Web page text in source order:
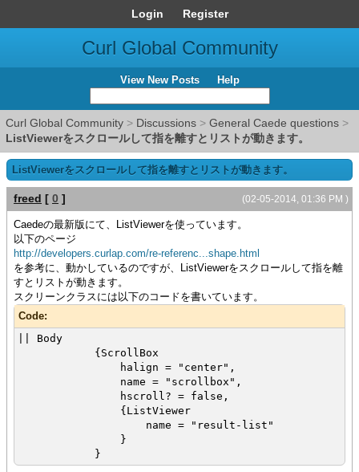
Login Register
Curl Global Community
View New Posts Help
Curl Global Community > Discussions > General Caede questions >
ListViewerをスクロールして指を離すとリストが動きます。
ListViewerをスクロールして指を離すとリストが動きます。
(02-05-2014, 01:36 PM )
freed [ 0 ]
Caedeの最新版にて、ListViewerを使っています。
以下のページ
http://developers.curlap.com/re-referenc...shape.html
を参考に、動かしているのですが、ListViewerをスクロールして指を離
すとリストが動きます。
スクリーンクラスには以下のコードを書いています。
Code:
|| Body
{ScrollBox
halign = "center",
name = "scrollbox",
hscroll? = false,
{ListViewer
name = "result-list"
}
}